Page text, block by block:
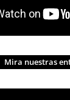
Mira nuestras